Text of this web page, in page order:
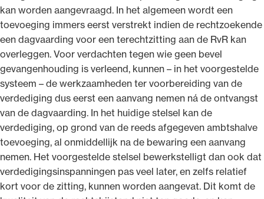
kan worden aangevraagd. In het algemeen wordt een
toevoeging immers eerst verstrekt indien de rechtzoekende
een dagvaarding voor een terechtzitting aan de RvR kan
overleggen. Voor verdachten tegen wie geen bevel
gevangenhouding is verleend, kunnen – in het voorgestelde
systeem – de werkzaamheden ter voorbereiding van de
verdediging dus eerst een aanvang nemen ná de ontvangst
van de dagvaarding. In het huidige stelsel kan de
verdediging, op grond van de reeds afgegeven ambtshalve
toevoeging, al onmiddellijk na de bewaring een aanvang
nemen. Het voorgestelde stelsel bewerkstelligt dan ook dat
verdedigingsinspanningen pas veel later, en zelfs relatief
kort voor de zitting, kunnen worden aangevat. Dit komt de